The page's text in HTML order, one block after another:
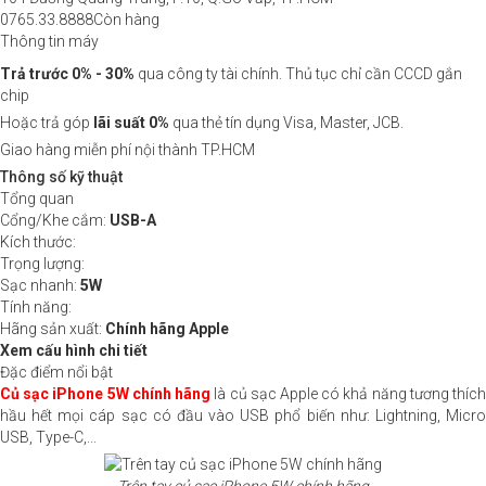
0765.33.8888Còn hàng
Thông tin máy
Trả trước 0% - 30% qua công ty tài chính. Thủ tục chỉ cần CCCD gắn
chip
Hoặc trả góp lãi suất 0% qua thẻ tín dụng Visa, Master, JCB.
Giao hàng miễn phí nội thành TP.HCM
Thông số kỹ thuật
Tổng quan
Cổng/Khe cắm: USB-A
Kích thước:
Trọng lượng:
Sạc nhanh: 5W
Tính năng:
Hãng sản xuất: Chính hãng Apple
Xem cấu hình chi tiết
Đặc điểm nổi bật
Củ sạc iPhone 5W chính hãng là củ sạc Apple có khả năng tương thích
hầu hết mọi cáp sạc có đầu vào USB phổ biến như: Lightning, Micro
USB, Type-C,...